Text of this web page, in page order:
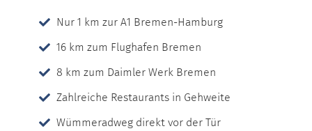
Nur 1 km zur A1 Bremen-Hamburg
16 km zum Flughafen Bremen
8 km zum Daimler Werk Bremen
Zahlreiche Restaurants in Gehweite
Wümmeradweg direkt vor der Tür